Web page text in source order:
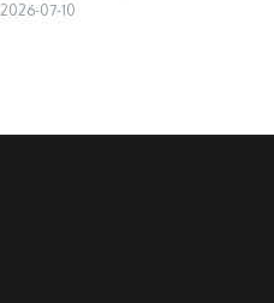
2026-07-10